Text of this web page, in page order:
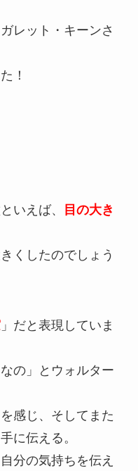
レット・キーンさ
！
いえば、
目の大き
くしたのでしょう
」だと表現していま
の」とウォルター
感じ、そしてまた
に伝える。
分の気持ちを伝え